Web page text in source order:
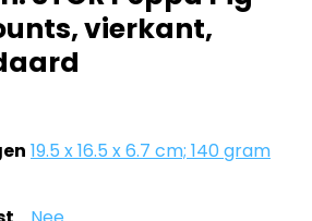
vierkant,
‎19.5 x 16.5 x 6.7 cm; 140 gram